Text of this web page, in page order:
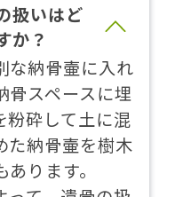
扱いはど
か？
な納骨壷に入れ
骨スペースに埋
粉砕して土に混
た納骨壷を樹木
ります。